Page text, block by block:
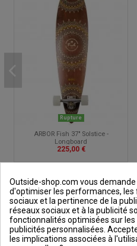
Rupture
ARBOR Fish 37" Solstice -
Longboard
225,00 €
Outside et vous
Outside-shop.com vous
d'optimiser les performances,
sociaux et la pertinence de la
réseaux sociaux et à la publicité
fonctionnalités optimisées sur les
publicités personnalisées.
les implications associées à